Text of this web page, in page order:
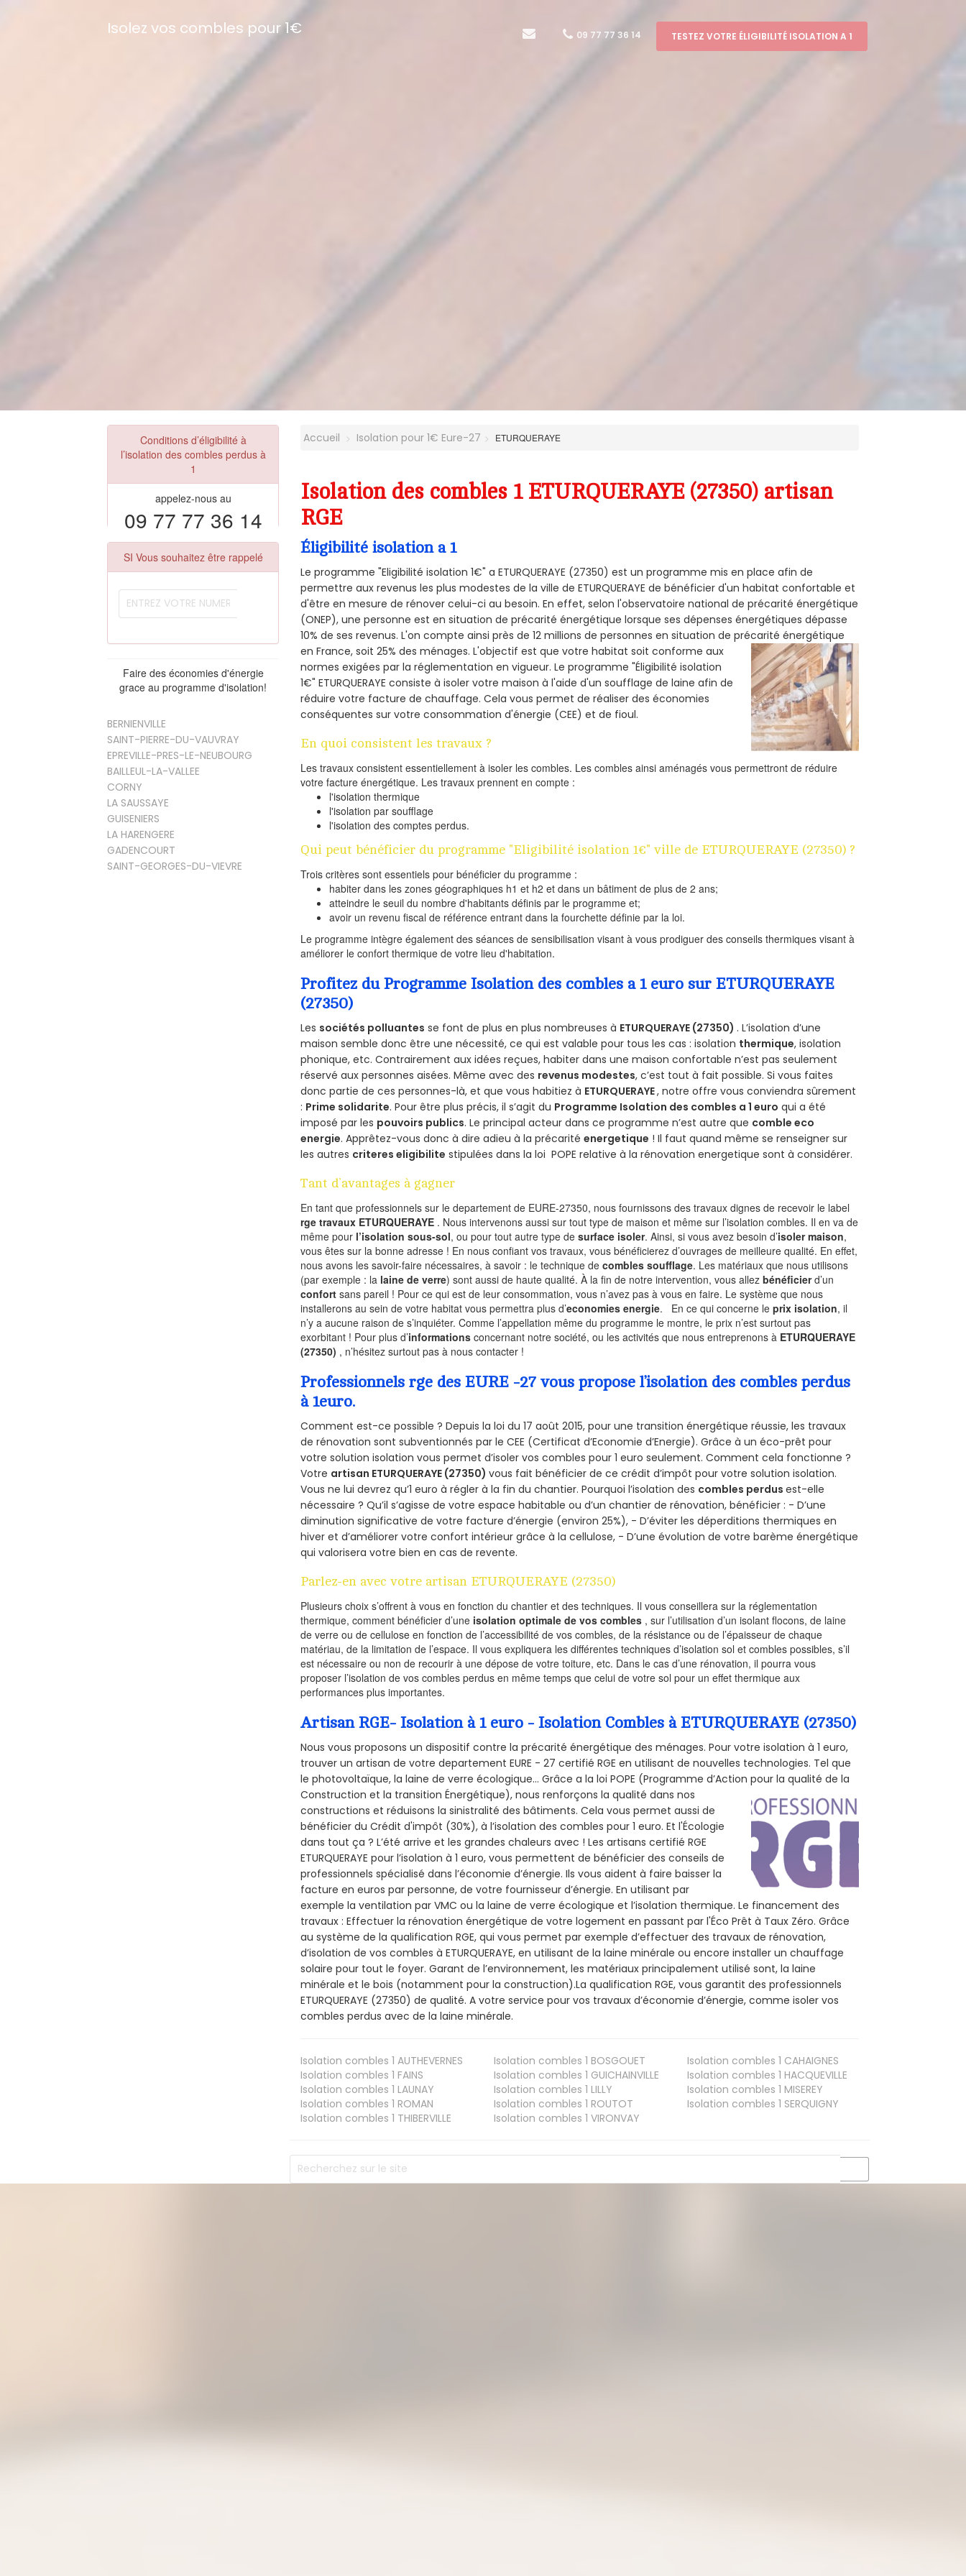
Isolez vos combles pour 1€ 09 77 77 36 14 TESTEZ VOTRE ÉLIGIBILITÉ ISOLATION A 1
Conditions d’éligibilité à
l’isolation des combles perdus à
1
appelez-nous au
09 77 77 36 14
SI Vous souhaitez être rappelé
Faire des économies d'énergie
grace au programme d'isolation!
BERNIENVILLE
SAINT-PIERRE-DU-VAUVRAY
EPREVILLE-PRES-LE-NEUBOURG
BAILLEUL-LA-VALLEE
CORNY
LA SAUSSAYE
GUISENIERS
LA HARENGERE
GADENCOURT
SAINT-GEORGES-DU-VIEVRE
Accueil Isolation pour 1€ Eure-27 ETURQUERAYE
Isolation des combles 1 ETURQUERAYE (27350) artisan
RGE
Éligibilité isolation a 1
Le programme "Eligibilité isolation 1€" a ETURQUERAYE (27350) est un programme mis en place afin de
permettre aux revenus les plus modestes de la ville de ETURQUERAYE de bénéficier d'un habitat confortable et
d'être en mesure de rénover celui-ci au besoin. En effet, selon l'observatoire national de précarité énergétique
(ONEP), une personne est en situation de précarité énergétique lorsque ses dépenses énergétiques dépasse
10% de ses revenus. L'on compte ainsi près de 12 millions de personnes en situation de précarité énergétique
en France, soit 25% des ménages.L'objectif est que votre habitat soit conforme aux
normes exigées par la réglementation en vigueur. Le programme "Éligibilité isolation
1€" ETURQUERAYE consiste à isoler votre maison à l'aide d'un soufflage de laine afin de
réduire votre facture de chauffage. Cela vous permet de réaliser des économies
conséquentes sur votre consommation d'énergie (CEE) et de fioul.
En quoi consistent les travaux ?
Les travaux consistent essentiellement à isoler les combles. Les combles ainsi aménagés vous permettront de réduire
votre facture énergétique. Les travaux prennent en compte :
l'isolation thermique
l'isolation par soufflage
l'isolation des comptes perdus.
Qui peut bénéficier du programme "Eligibilité isolation 1€" ville de ETURQUERAYE (27350) ?
Trois critères sont essentiels pour bénéficier du programme :
habiter dans les zones géographiques h1 et h2 et dans un bâtiment de plus de 2 ans;
atteindre le seuil du nombre d'habitants définis par le programme et;
avoir un revenu fiscal de référence entrant dans la fourchette définie par la loi.
Le programme intègre également des séances de sensibilisation visant à vous prodiguer des conseils thermiques visant à
améliorer le confort thermique de votre lieu d'habitation.
Profitez du Programme Isolation des combles a 1 euro sur ETURQUERAYE
(27350)
Les sociétés polluantes se font de plus en plus nombreuses à ETURQUERAYE (27350) . L’isolation d’une
maison semble donc être une nécessité, ce qui est valable pour tous les cas : isolation thermique, isolation
phonique, etc. Contrairement aux idées reçues, habiter dans une maison confortable n’est pas seulement
réservé aux personnes aisées. Même avec des revenus modestes, c’est tout à fait possible. Si vous faites
donc partie de ces personnes-là, et que vous habitiez à ETURQUERAYE, notre offre vous conviendra sûrement
: Prime solidarite. Pour être plus précis, il s’agit du Programme Isolation des combles a 1 euro qui a été
imposé par les pouvoirs publics. Le principal acteur dans ce programme n’est autre que comble eco
energie. Apprêtez-vous donc à dire adieu à la précaritéenergetique ! Il faut quand même se renseigner sur
les autres criteres eligibilite stipulées dans la loi POPE relative à la rénovation energetique sont à considérer.
Tant d’avantages à gagner
En tant que professionnels sur le departement de EURE-27350, nous fournissons des travaux dignes de recevoir le label
rge travaux ETURQUERAYE . Nous intervenons aussi sur tout type de maison et même sur l’isolation combles. Il en va de
même pour l’isolation sous-sol, ou pour tout autre type desurface isoler. Ainsi, si vous avez besoin d’isoler maison,
vous êtes sur la bonne adresse ! En nous confiant vos travaux, vous bénéficierez d’ouvrages de meilleure qualité. En effet,
nous avons les savoir-faire nécessaires, à savoir : le technique decombles soufflage. Les matériaux que nous utilisons
(par exemple : la laine de verre) sont aussi de haute qualité. À la fin de notre intervention, vous allezbénéficierd’un
confort sans pareil ! Pour ce qui est de leur consommation, vous n’avez pas à vous en faire. Le système que nous
installerons au sein de votre habitat vous permettra plus d’economies energie. En ce qui concerne leprix isolation, il
n’y a aucune raison de s’inquiéter. Comme l’appellation même du programme le montre, le prix n’est surtout pas
exorbitant ! Pour plus d’informations concernant notre société, ou les activités que nous entreprenons à ETURQUERAYE
(27350) , n’hésitez surtout pas à nous contacter !
Professionnels rge des EURE -27 vous propose l’isolation des combles perdus
à 1euro.
Comment est-ce possible ? Depuis la loi du 17 août 2015, pour une transition énergétique réussie, les travaux
de rénovation sont subventionnés par le CEE (Certificat d’Economie d’Energie). Grâce à un éco-prêt pour
votre solution isolation vous permet d’isoler vos combles pour 1 euro seulement. Comment cela fonctionne ?
Votre artisan ETURQUERAYE (27350)vous fait bénéficier de ce crédit d’impôt pour votre solution isolation.
Vous ne lui devrez qu’1 euro à régler à la fin du chantier. Pourquoi l’isolation des combles perdusest-elle
nécessaire ? Qu’il s’agisse de votre espace habitable ou d’un chantier de rénovation, bénéficier : - D’une
diminution significative de votre facture d’énergie (environ 25%), - D’éviter les déperditions thermiques en
hiver et d’améliorer votre confort intérieur grâce à la cellulose, - D’une évolution de votre barème énergétique
qui valorisera votre bien en cas de revente.
Parlez-en avec votre artisan ETURQUERAYE (27350)
Plusieurs choix s’offrent à vous en fonction du chantier et des techniques. Il vous conseillera sur la réglementation
thermique, comment bénéficier d’une isolation optimale de vos combles , sur l’utilisation d’un isolant flocons, de laine
de verre ou de cellulose en fonction de l’accessibilité de vos combles, de la résistance ou de l’épaisseur de chaque
matériau, de la limitation de l’espace. Il vous expliquera les différentes techniques d’isolation sol et combles possibles, s’il
est nécessaire ou non de recourir à une dépose de votre toiture, etc. Dans le cas d’une rénovation, il pourra vous
proposer l’isolation de vos combles perdus en même temps que celui de votre sol pour un effet thermique aux
performances plus importantes.
Artisan RGE- Isolation à 1 euro - Isolation Combles à ETURQUERAYE (27350)
Nous vous proposons un dispositif contre la précarité énergétique des ménages. Pour votre isolation à 1 euro,
trouver un artisan de votre departement EURE - 27 certifié RGE en utilisant de nouvelles technologies. Tel que
le photovoltaïque, la laine de verre écologique... Grâce a la loi POPE (Programme d’Action pour la qualité de la
Construction et la transition Énergétique), nous renforçons la qualité dans nos
constructions et réduisons la sinistralité des bâtiments. Cela vous permet aussi de
bénéficier du Crédit d'impôt (30%), à l’isolation des combles pour 1 euro. Et l'Écologie
dans tout ça ? L’été arrive et les grandes chaleurs avec ! Les artisans certifié RGE
ETURQUERAYE pour l’isolation à 1 euro, vous permettent de bénéficier des conseils de
professionnels spécialisé dans l’économie d’énergie. Ils vous aident à faire baisser la
facture en euros par personne, de votre fournisseur d’énergie. En utilisant par
exemple la ventilation par VMC ou la laine de verre écologique et l’isolation thermique. Le financement des
travaux : Effectuer la rénovation énergétique de votre logement en passant par l'Éco Prêt à Taux Zéro. Grâce
au système de la qualification RGE, qui vous permet par exemple d’effectuer des travaux de rénovation,
d’isolation de vos combles à ETURQUERAYE, en utilisant de la laine minérale ou encore installer un chauffage
solaire pour tout le foyer. Garant de l’environnement, les matériaux principalement utilisé sont, la laine
minérale et le bois (notamment pour la construction).La qualification RGE, vous garantit des professionnels
ETURQUERAYE (27350) de qualité. A votre service pour vos travaux d’économie d’énergie, comme isoler vos
combles perdus avec de la laine minérale.
Isolation combles 1 AUTHEVERNES Isolation combles 1 BOSGOUET Isolation combles 1 CAHAIGNES
Isolation combles 1 FAINS Isolation combles 1 GUICHAINVILLE Isolation combles 1 HACQUEVILLE
Isolation combles 1 LAUNAY Isolation combles 1 LILLY Isolation combles 1 MISEREY
Isolation combles 1 ROMAN Isolation combles 1 ROUTOT Isolation combles 1 SERQUIGNY
Isolation combles 1 THIBERVILLE Isolation combles 1 VIRONVAY